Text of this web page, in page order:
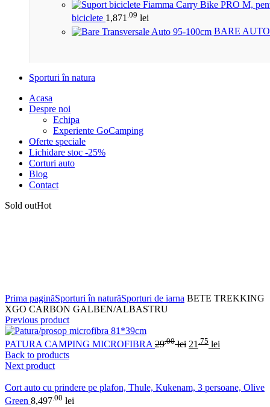
biciclete 1,871 .09 lei
BARE
Sporturi în natura
Acasa
Despre noi
Echipa
Experiente GoCamping
Oferte speciale
Lichidare stoc -25%
Corturi auto
Blog
Contact
Sold outHot
Prima paginăSporturi în naturăSporturi de iarna BETE TREKKING
XGO CARBON GALBEN/ALBASTRU
Previous product
PATURA CAMPING MICROFIBRA 29.00 lei 21 .75 lei
Back to products
Next product
Cort auto cu prindere pe plafon, Thule, Kukenam, 3 persoane, Olive
Green 8,497 .00 lei